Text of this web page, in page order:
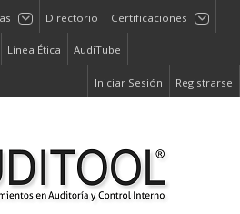
Directorio Certificaciones
Línea Ética AudiTube
Iniciar Sesión Registrarse